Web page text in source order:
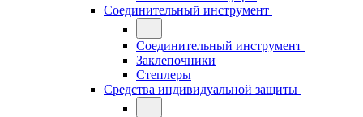
Соединительный инструмент
Соединительный инструмент
Заклепочники
Степлеры
Средства индивидуальной защиты